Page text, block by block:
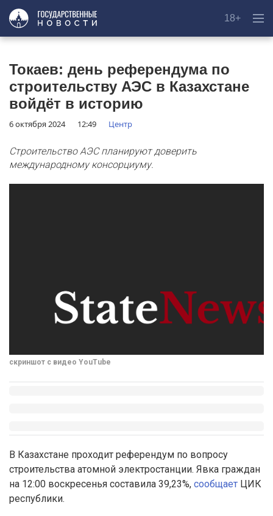
18+
Токаев: день референдума по
строительству АЭС в Казахстане
войдёт в историю
6 октября 2024 12:49 Центр
Строительство АЭС планируют доверить
международному консорциуму.
скриншот с видео YouTube
В Казахстане проходит референдум по вопросу
строительства атомной электростанции. Явка граждан
на 12:00 воскресенья составила 39,23%, сообщает ЦИК
республики.